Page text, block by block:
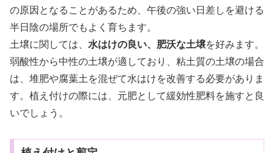
の原因となることがあるため、午後の強い日差しを避ける
半日陰の場所でもよく育ちます。
土壌に関しては、 水はけの良い、肥沃な土壌を好みます。
弱酸性から中性の土壌が適しており、粘土質の土壌の場合
は、堆肥や腐葉土を混ぜて水はけを改善する必要がありま
す。植え付けの際には、元肥として緩効性肥料を施すと良
いでしょう。